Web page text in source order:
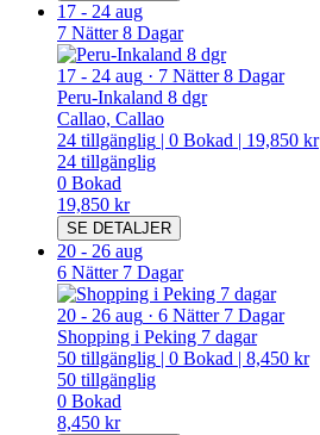
17 - 24 aug
7 Nätter 8 Dagar
17 - 24 aug · 7 Nätter 8 Dagar
Peru-Inkaland 8 dgr
Callao, Callao
24 tillgänglig | 0 Bokad | 19,850 kr
24 tillgänglig
0 Bokad
19,850 kr
SE DETALJER
20 - 26 aug
6 Nätter 7 Dagar
20 - 26 aug · 6 Nätter 7 Dagar
Shopping i Peking 7 dagar
50 tillgänglig | 0 Bokad | 8,450 kr
50 tillgänglig
0 Bokad
8,450 kr